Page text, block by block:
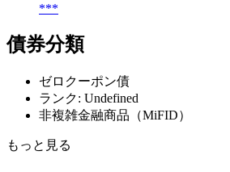
***
債券分類
ゼロクーポン債
ランク: Undefined
非複雑金融商品（MiFID）
もっと見る